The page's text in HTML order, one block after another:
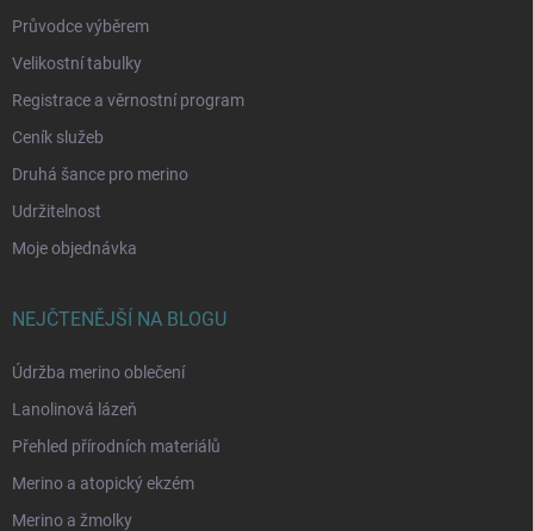
Průvodce výběrem
Velikostní tabulky
Registrace a věrnostní program
Ceník služeb
Druhá šance pro merino
Udržitelnost
Moje objednávka
NEJČTENĚJŠÍ NA BLOGU
Údržba merino oblečení
Lanolinová lázeň
Přehled přírodních materiálů
Merino a atopický ekzém
Merino a žmolky